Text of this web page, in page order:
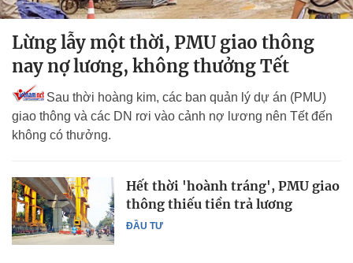
Lừng lẫy một thời, PMU giao thông
nay nợ lương, không thưởng Tết
Sau thời hoàng kim, các ban quản lý dự án (PMU)
giao thông và các DN rơi vào cảnh nợ lương nên Tết đến
không có thưởng.
ĐẦU TƯ
Hết thời 'hoành tráng', PMU giao
thông thiếu tiền trả lương